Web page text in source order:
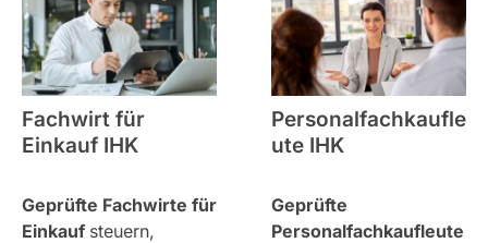
Fachwirt für
Einkauf IHK
Geprüfte Fachwirte für
Einkauf steuern,
Personalfachkaufle
ute IHK
Geprüfte
Personalfachkaufleute